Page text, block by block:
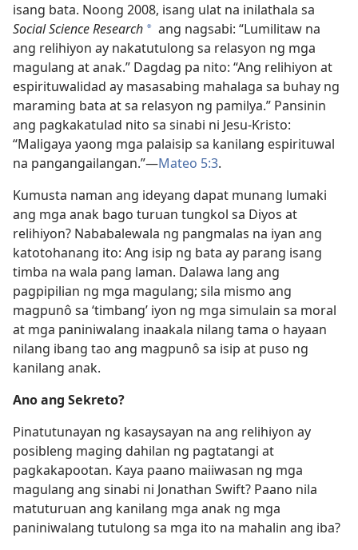
isang bata. Noong 2008, isang ulat na inilathala sa
Social Science Research * ang nagsabi: “Lumilitaw na
ang relihiyon ay nakatutulong sa relasyon ng mga
magulang at anak.” Dagdag pa nito: “Ang relihiyon at
espirituwalidad ay masasabing mahalaga sa buhay ng
maraming bata at sa relasyon ng pamilya.” Pansinin
ang pagkakatulad nito sa sinabi ni Jesu-Kristo:
“Maligaya yaong mga palaisip sa kanilang espirituwal
na pangangailangan.”​—Mateo 5:3.
Kumusta naman ang ideyang dapat munang lumaki
ang mga anak bago turuan tungkol sa Diyos at
relihiyon? Nababalewala ng pangmalas na iyan ang
katotohanang ito: Ang isip ng bata ay parang isang
timba na wala pang laman. Dalawa lang ang
pagpipilian ng mga magulang; sila mismo ang
magpunô sa ‘timbang’ iyon ng mga simulain sa moral
at mga paniniwalang inaakala nilang tama o hayaan
nilang ibang tao ang magpunô sa isip at puso ng
kanilang anak.
Ano ang Sekreto?
Pinatutunayan ng kasaysayan na ang relihiyon ay
posibleng maging dahilan ng pagtatangi at
pagkakapootan. Kaya paano maiiwasan ng mga
magulang ang sinabi ni Jonathan Swift? Paano nila
matuturuan ang kanilang mga anak ng mga
paniniwalang tutulong sa mga ito na mahalin ang iba?